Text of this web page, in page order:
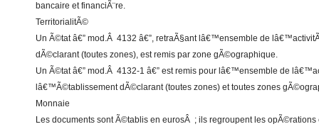
bancaire et financiÃ¨re.
TerritorialitÃ©
Un Ã©tat â€” mod.Â 4132 â€”, retraÃ§ant lâ€™ensemble de
dÃ©clarant (toutes zones), est remis par zone gÃ©ographique.
Un Ã©tat â€” mod.Â 4132-1 â€” est remis pour lâ€™ensemble de
lâ€™Ã©tablissement dÃ©clarant (toutes zones) et toutes zones
Monnaie
Les documents sont Ã©tablis en eurosÂ ; ils regroupent les opÃ©rations